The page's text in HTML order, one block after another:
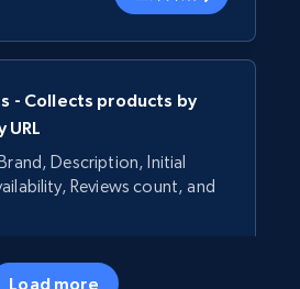
- Collects products by
Description, Initial
Reviews count, and
Load more